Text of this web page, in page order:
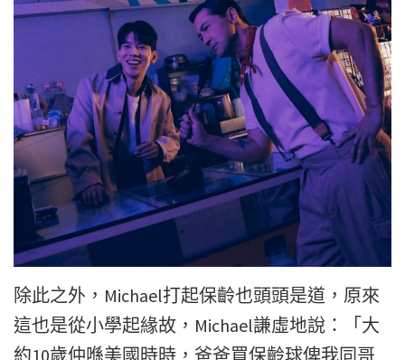
除此之外，Michael打起保齡也頭頭是道，原來
這也是從小學起緣故，Michael謙虛地說：「大
約10歲仲喺美國時時，爸爸買保齡球俾我同哥